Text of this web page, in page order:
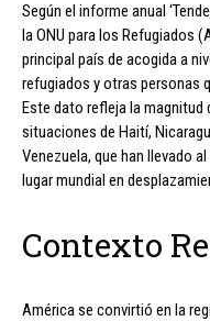
Según el informe anual
la ONU para los Refugiados
principal país de acogida a
refugiados y otras personas
Este dato refleja la magnitud
situaciones de Haití,
Venezuela, que han llevado
lugar mundial en
Contexto
América se convirtió en la